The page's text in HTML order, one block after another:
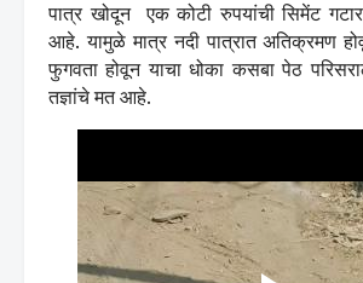
पात्र खोदून एक कोटी रुपयांची सिमेंट
आहे. यामुळे मात्र नदी पात्रात अतिक्रमण
फुगवता होवून याचा धोका कसबा पेठ
तज्ञांचे मत आहे.